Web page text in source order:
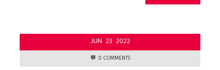
JUN 23 2022
0 COMMENTS